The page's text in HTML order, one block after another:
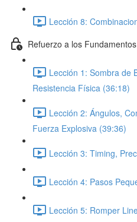
Lección 8:
Refuerzo a los
Lección 1: Sombra de
Resistencia Física (36:18)
Lección 2: Ángulos,
Fuerza Explosiva (39:36)
Lección 3: Timing,
Lección 4: Pasos
Lección 5: Romper